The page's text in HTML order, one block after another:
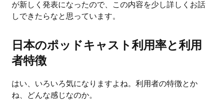
が新しく発表になったので、この内容を少し詳しくお話
しできたらなと思っています。
日本のポッドキャスト利用率と利用
者特徴
はい、いろいろ気になりますよね。利用者の特徴とか
ね、どんな感じなのか。